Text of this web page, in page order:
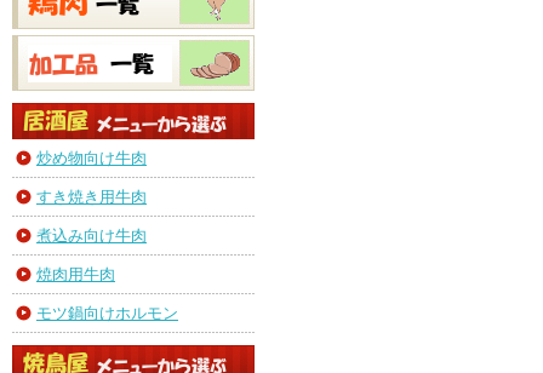
炒め物向け牛肉
すき焼き用牛肉
煮込み向け牛肉
焼肉用牛肉
モツ鍋向けホルモン